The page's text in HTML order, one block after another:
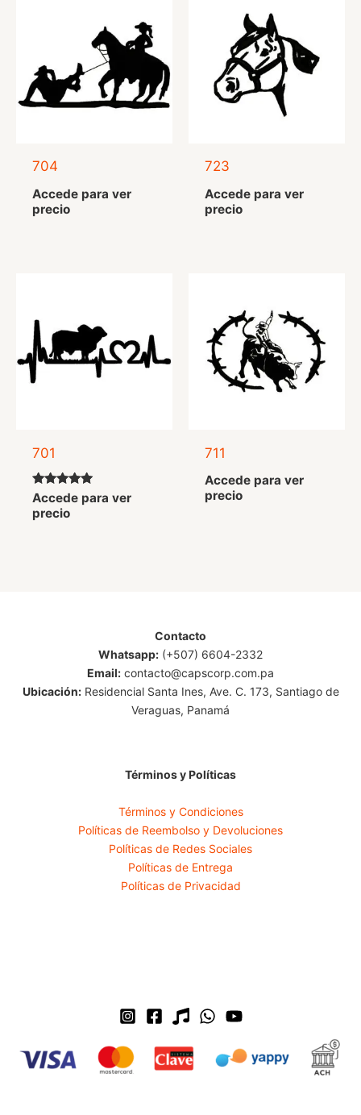
704
Accede para ver
precio
723
Accede para ver
precio
701
Valorado
con
5.00
Accede para ver
precio
711
Accede para ver
precio
Contacto
Whatsapp: (+507) 6604-2332
Email: contacto@capscorp.com.pa
Ubicación:Residencial Santa Ines, Ave. C. 173, Santiago de
Veraguas, Panamá
Términos y Políticas
Términos y Condiciones
Políticas de Reembolso y Devoluciones
Políticas de Redes Sociales
Políticas de Entrega
Políticas de Privacidad